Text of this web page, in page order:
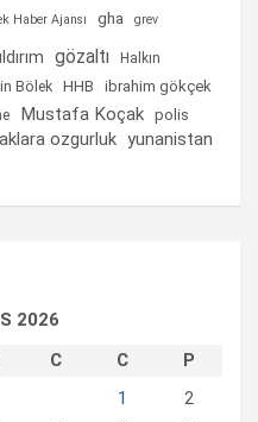
Haber Ajansı gha grev
gözaltı
Halkın
Bölek HHB ibrahim gökçek
Mustafa Koçak polis
ozgurluk yunanistan
2026
C C
P
1
2